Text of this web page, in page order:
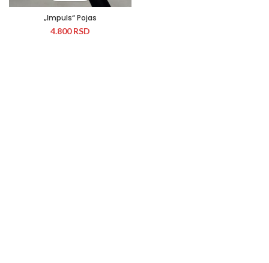
„Impuls“ Pojas
4.800RSD